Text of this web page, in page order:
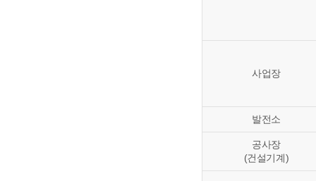
사업장
발전소
공사장
(건설기계)